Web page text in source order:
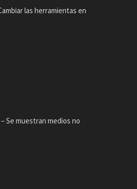
las herramientas en
Se muestran medios no